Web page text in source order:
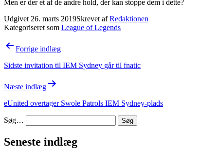
Men er der ét af de andre hold, der kan stoppe dem i dette?
Udgivet 26. marts 2019Skrevet afRedaktionen
Kategoriseret som League of Legends
Indlægsnavigation
Forrige indlæg
Sidste invitation til IEM Sydney går til fnatic
Næste indlæg
eUnited overtager Swole Patrols IEM Sydney-plads
Søg…
Seneste indlæg